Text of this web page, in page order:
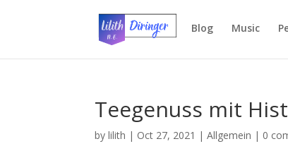
Blog Music
Teegenuss mit
bylilith | Oct 27, 2021 |Allgemein | 0